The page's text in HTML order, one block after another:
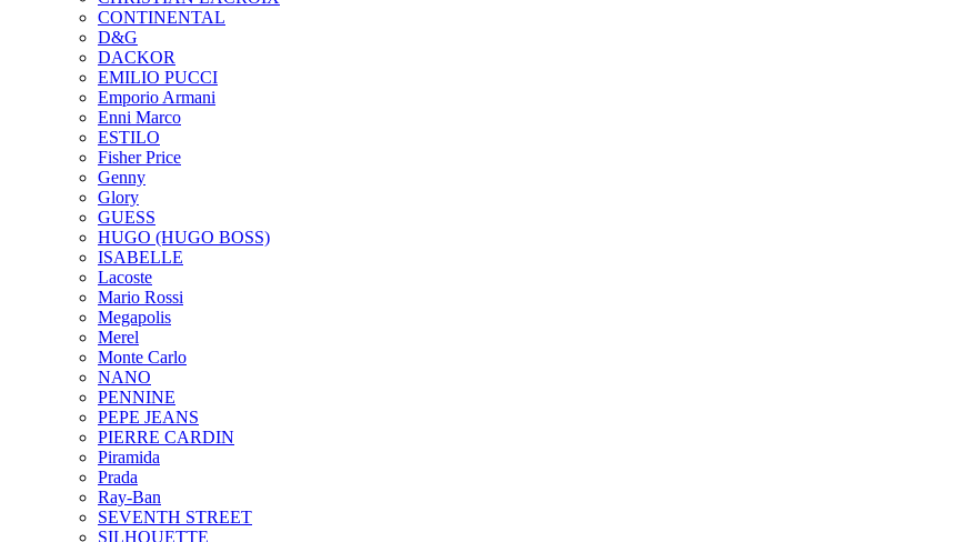
CONTINENTAL
D&G
DACKOR
EMILIO PUCCI
Emporio Armani
Enni Marco
ESTILO
Fisher Price
Genny
Glory
GUESS
HUGO (HUGO BOSS)
ISABELLE
Lacoste
Mario Rossi
Megapolis
Merel
Monte Carlo
NANO
PENNINE
PEPE JEANS
PIERRE CARDIN
Piramida
Prada
Ray-Ban
SEVENTH STREET
SILHOUETTE